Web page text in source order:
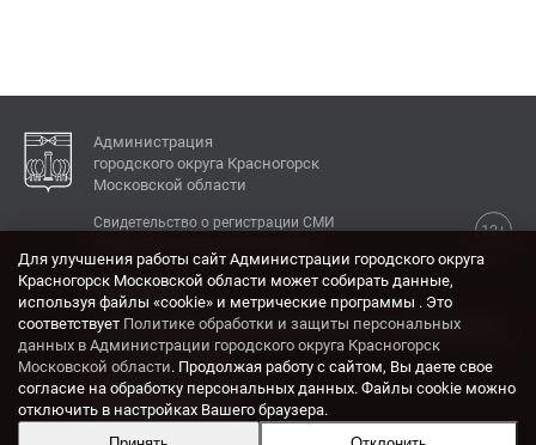
Администрация
городского округа Красногорск
Московской области
12+
Свидетельство о регистрации СМИ
КОНТАКТЫ
Адрес: 143404, Московская область, г. Красногорск,
ул. Ленина, дом 4.
Электронная почта:
krasrn@mosreg.ru
Для улучшения работы сайт Администрации городского округа
Красногорск Московской области может собирать данные,
используя файлы «cookie» и метрические программы . Это
соответствует Политике обработки и защиты персональных
данных в Администрации городского округа Красногорск
Московской области. Продолжая работу с сайтом, Вы даете свое
согласие на обработку персональных данных. Файлы cookie можно
отключить в настройках Вашего браузера.